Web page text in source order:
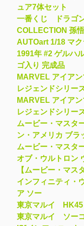
ュア7体セット
一番くじ ドラゴ
COLLECTION 孫
AUTOart 1/18 マ
1991年 #2 ゲルハ
ゴ入り 完成品
MARVEL アイア
レジェンドシリー
MARVEL アイア
レジェンドシリー
ムービー・マスタ
ン・アメリカ ブラ
ムービー・マスタ
オブ・ウルトロン
【ムービー・マス
インフィニティ・
ア ソー
東京マルイ HK45
東京マルイ ソー